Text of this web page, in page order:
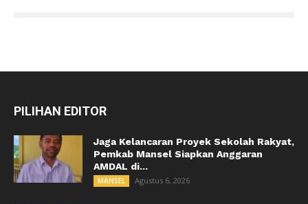
PILIHAN EDITOR
Jaga Kelancaran Proyek Sekolah Rakyat,
Pemkab Mansel Siapkan Anggaran
AMDAL di...
MANSEL Agustus 6, 2026